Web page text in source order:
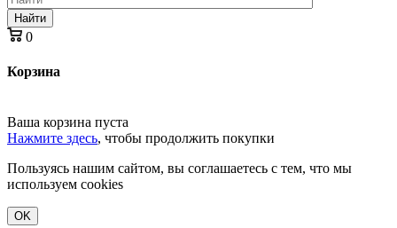
Найти
0
Корзина
Ваша корзина пуста
Нажмите здесь, чтобы продолжить покупки
Пользуясь нашим сайтом, вы соглашаетесь с тем, что мы
используем cookies
OK